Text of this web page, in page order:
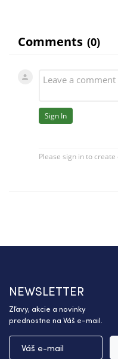
NEWSLETTER
Zľavy, akcie a novinky
prednostne na Váš e-mail.